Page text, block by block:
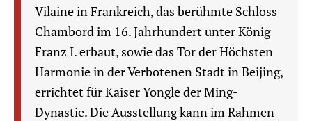
Vilaine in Frankreich, das berühmte Schloss
Chambord im 16. Jahrhundert unter König
Franz I. erbaut, sowie das Tor der Höchsten
Harmonie in der Verbotenen Stadt in Beijing,
errichtet für Kaiser Yongle der Ming-
Dynastie. Die Ausstellung kann im Rahmen